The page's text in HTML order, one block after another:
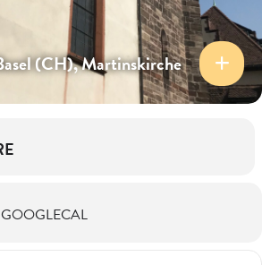
(CH), Martinskirche
GOOGLECAL